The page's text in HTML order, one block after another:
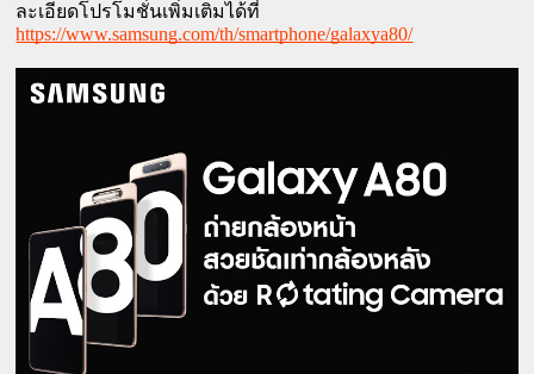
https://www.samsung.com/th/smartphone/galaxya80/